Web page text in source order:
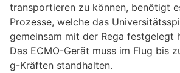
transportieren zu können, benötigt
Prozesse, welche das
gemeinsam mit der Rega festgelegt
Das ECMO-Gerät muss im Flug bis
g-Kräften standhalten.